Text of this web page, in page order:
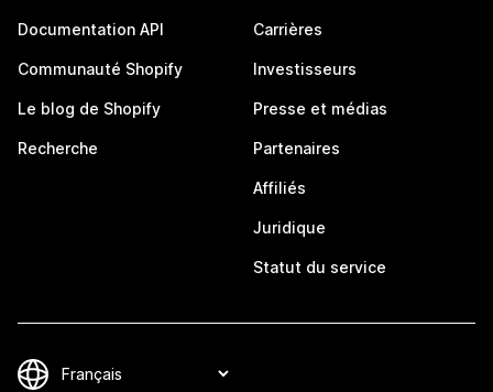
Documentation API
Communauté Shopify
Le blog de Shopify
Recherche
Carrières
Investisseurs
Presse et médias
Partenaires
Affiliés
Juridique
Statut du service